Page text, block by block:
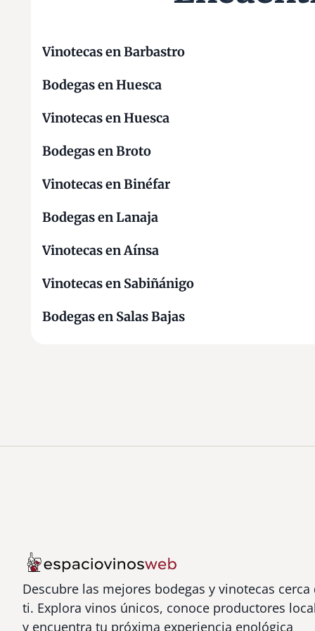
(
R
A
D
S
R
I
C
O
)
Vinotecas en Barbastro
Bodegas en Huesca
Vinotecas en Huesca
Bodegas en Broto
Vinotecas en Binéfar
Bodegas en Lanaja
Vinotecas en Aínsa
Vinotecas en Sabiñánigo
Bodegas en Salas Bajas
Descubre las mejores bodegas y vinotecas cerca
ti. Explora vinos únicos, conoce productores
y encuentra tu próxima experiencia enológica